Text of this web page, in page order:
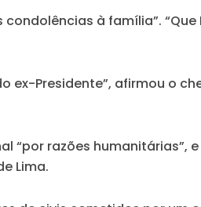
à família”. “Que
ex-Presidente”, afirmou o
“por razões humanitárias”,
Lima.